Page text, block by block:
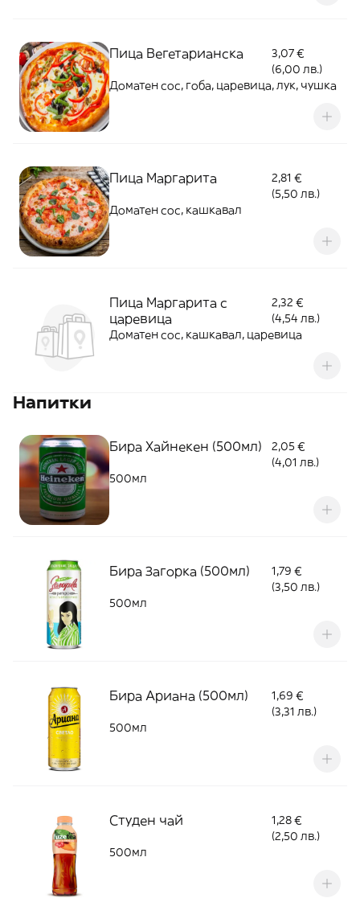
Пица Вегетарианска
3,07 €
(6,00 лв.)
Доматен сос, гоба, царевица, лук, чушка
Пица Маргарита
2,81 €
(5,50 лв.)
Доматен сос, кашкавал
Пица Маргарита с
царевица
2,32 €
(4,54 лв.)
Доматен сос, кашкавал, царевица
Напитки
Бира Хайнекен (500мл)
2,05 €
(4,01 лв.)
500мл
Бира Загорка (500мл)
1,79 €
(3,50 лв.)
500мл
Бира Ариана (500мл)
1,69 €
(3,31 лв.)
500мл
Студен чай
1,28 €
(2,50 лв.)
500мл